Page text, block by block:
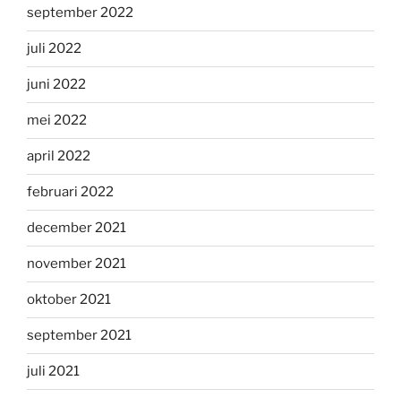
september 2022
juli 2022
juni 2022
mei 2022
april 2022
februari 2022
december 2021
november 2021
oktober 2021
september 2021
juli 2021